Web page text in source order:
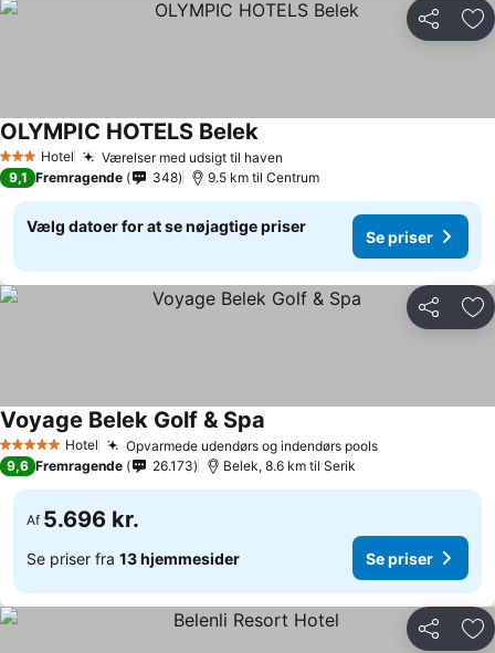
Del
3 StjernerHotel Værelser med udsigt til haven
OLYMPIC HOTELS Belek
9,1 Fremragende 348 9.5 km til Centrum
Vælg datoer for at se nøjagtige priser
Se priser
Del
5 Stjerner Hotel Opvarmede udendørs og indendørs pools
Voyage Belek Golf & Spa
9,6 Fremragende 26.173 Belek, 8.6 km til Serik
Af 5.696 kr.
Se priser fra 13 hjemmesider Se priser
Del